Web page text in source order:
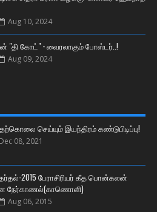
Aug 10, 2024
"தி கோட்" - வைரலாகும் போஸ்டர்..!
Aug 09, 2024
செய்யும் இயந்திரம் கண்டுபிடிப்பு!
Dec 08, 2021
2015 பேராசிரியர் கீத பொன்கலன்
நேர்காணல்(காணொளி)
Aug 06, 2015